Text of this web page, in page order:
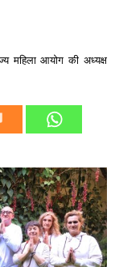
महिला आयोग की अध्यक्ष